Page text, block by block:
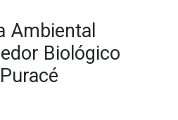
Ambiental
Biológico